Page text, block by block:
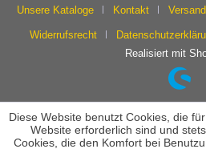
Unsere Kataloge Kontakt
Widerrufsrecht
Realisiert mit
Diese Website benutzt Cookies, die
Website erforderlich sind und
Cookies, die den Komfort bei